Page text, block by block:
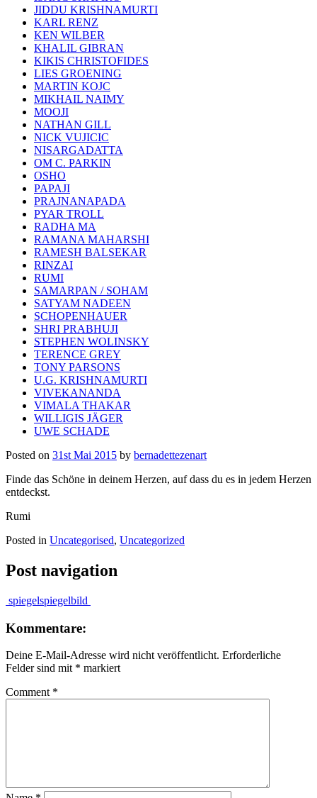
JIDDU KRISHNAMURTI
KARL RENZ
KEN WILBER
KHALIL GIBRAN
KIKIS CHRISTOFIDES
LIES GROENING
MARTIN KOJC
MIKHAIL NAIMY
MOOJI
NATHAN GILL
NICK VUJICIC
NISARGADATTA
OM C. PARKIN
OSHO
PAPAJI
PRAJNANAPADA
PYAR TROLL
RADHA MA
RAMANA MAHARSHI
RAMESH BALSEKAR
RINZAI
RUMI
SAMARPAN / SOHAM
SATYAM NADEEN
SCHOPENHAUER
SHRI PRABHUJI
STEPHEN WOLINSKY
TERENCE GREY
TONY PARSONS
U.G. KRISHNAMURTI
VIVEKANANDA
VIMALA THAKAR
WILLIGIS JÄGER
UWE SCHADE
Posted on 31st Mai 2015 by bernadettezenart
Finde das Schöne in deinem Herzen, auf dass du es in jedem Herzen
entdeckst.
Rumi
Posted in Uncategorised, Uncategorized
Post navigation
spiegelspiegelbild
Kommentare:
Deine E-Mail-Adresse wird nicht veröffentlicht. Erforderliche
Felder sind mit * markiert
Comment *